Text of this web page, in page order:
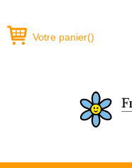
Votre panier()